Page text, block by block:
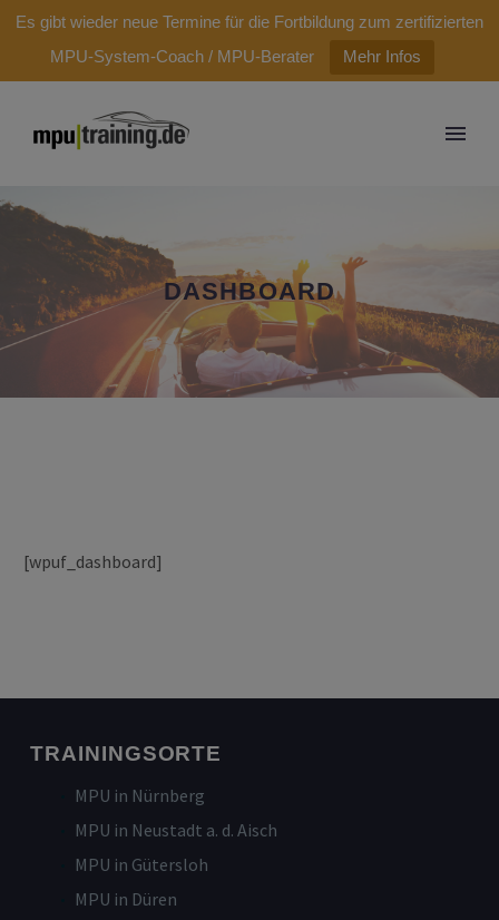
Es gibt wieder neue Termine für die Fortbildung zum zertifizierten
MPU-System-Coach / MPU-Berater
Mehr Infos
DASHBOARD
[wpuf_dashboard]
TRAININGSORTE
MPU in Nürnberg
MPU in Neustadt a. d. Aisch
MPU in Gütersloh
MPU in Düren
modal-check